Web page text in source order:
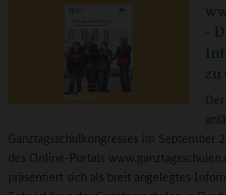
-
zu
Ganztagsschulkongresses im September
des Online-Portals
präsentiert sich als breit angelegtes